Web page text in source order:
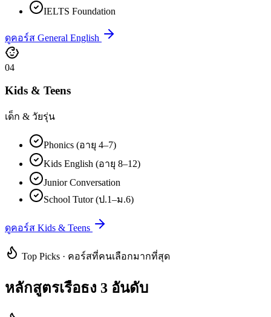
IELTS Foundation
ดูคอร์ส General English
04
Kids & Teens
เด็ก & วัยรุ่น
Phonics (อายุ 4–7)
Kids English (อายุ 8–12)
Junior Conversation
School Tutor (ป.1–ม.6)
ดูคอร์ส Kids & Teens
Top Picks · คอร์สที่คนเลือกมากที่สุด
หลักสูตรเรือธง 3 อันดับ